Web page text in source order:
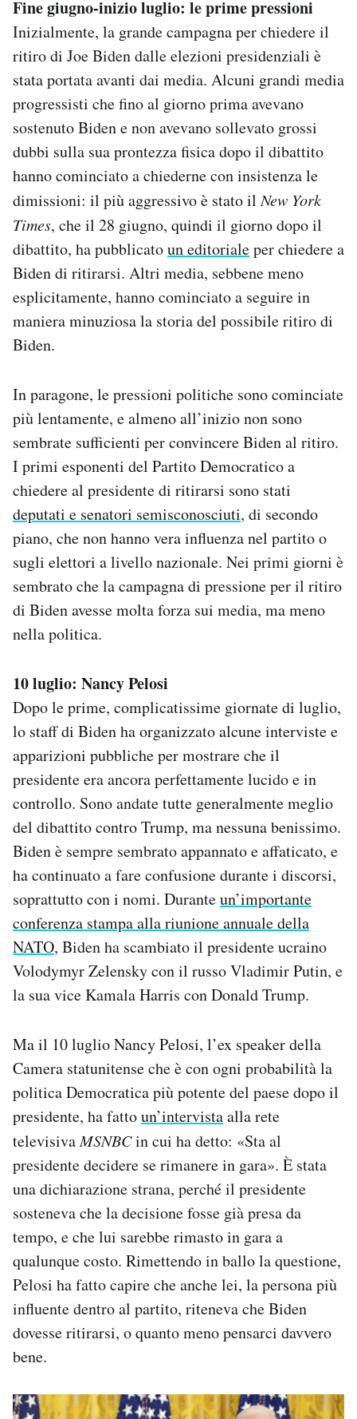
Fine giugno-inizio luglio: le prime pressioni
Inizialmente, la grande campagna per chiedere il
ritiro di Joe Biden dalle elezioni presidenziali è
stata portata avanti dai media. Alcuni grandi media
progressisti che fino al giorno prima avevano
sostenuto Biden e non avevano sollevato grossi
dubbi sulla sua prontezza fisica dopo il dibattito
hanno cominciato a chiederne con insistenza le
dimissioni: il più aggressivo è stato ilNew York
Times, che il 28 giugno, quindi il giorno dopo il
dibattito, ha pubblicatoun editorialeper chiedere a
Biden di ritirarsi. Altri media, sebbene meno
esplicitamente, hanno cominciato a seguire in
maniera minuziosa la storia del possibile ritiro di
Biden.
In paragone, le pressioni politiche sono cominciate
più lentamente, e almeno all’inizio non sono
sembrate sufficienti per convincere Biden al ritiro.
I primi esponenti del Partito Democratico a
chiedere al presidente di ritirarsi sono stati
deputati e senatori semisconosciuti, di secondo
piano, che non hanno vera influenza nel partito o
sugli elettori a livello nazionale. Nei primi giorni è
sembrato che la campagna di pressione per il ritiro
di Biden avesse molta forza sui media, ma meno
nella politica.
10 luglio: Nancy Pelosi
Dopo le prime, complicatissime giornate di luglio,
lo staff di Biden ha organizzato alcune interviste e
apparizioni pubbliche per mostrare che il
presidente era ancora perfettamente lucido e in
controllo. Sono andate tutte generalmente meglio
del dibattito contro Trump, ma nessuna benissimo.
Biden è sempre sembrato appannato e affaticato, e
ha continuato a fare confusione durante i discorsi,
soprattutto con i nomi. Duranteun’importante
conferenza stampa alla riunione annuale della
NATO, Biden ha scambiato il presidente ucraino
Volodymyr Zelensky con il russo Vladimir Putin, e
la sua vice Kamala Harris con Donald Trump.
Ma il 10 luglio Nancy Pelosi, l’ex speaker della
Camera statunitense che è con ogni probabilità la
politica Democratica più potente del paese dopo il
presidente, ha fattoun’intervistaalla rete
televisivaMSNBCin cui ha detto: «Sta al
presidente decidere se rimanere in gara». È stata
una dichiarazione strana, perché il presidente
sosteneva che la decisione fosse già presa da
tempo, e che lui sarebbe rimasto in gara a
qualunque costo. Rimettendo in ballo la questione,
Pelosi ha fatto capire che anche lei, la persona più
influente dentro al partito, riteneva che Biden
dovesse ritirarsi, o quanto meno pensarci davvero
bene.